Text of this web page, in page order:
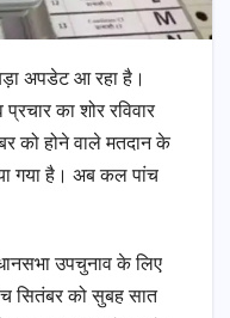
अपडेट आ रहा है।
का शोर रविवार
को होने वाले मतदान के
गया है। अब कल पांच
उपचुनाव के लिए
सितंबर को सुबह सात